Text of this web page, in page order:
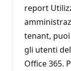
report
tenant,
gli utenti
Office 365.